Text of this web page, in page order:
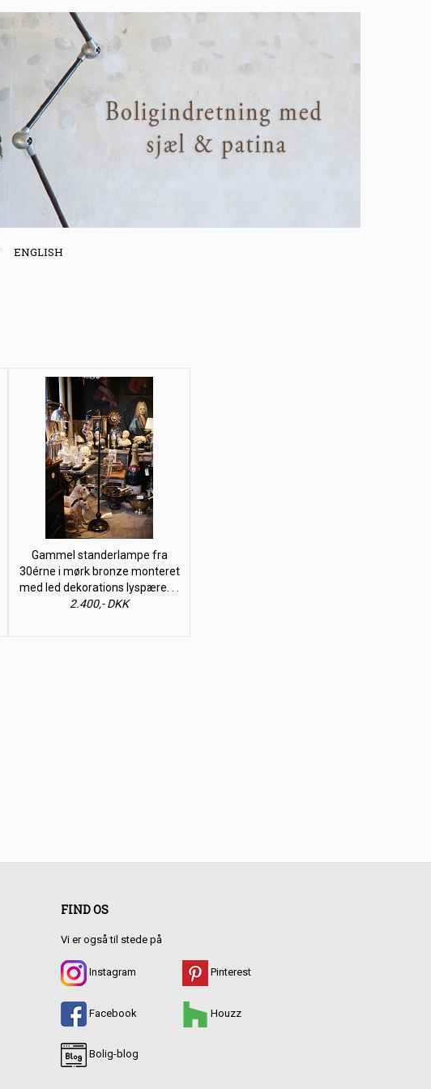
ENGLISH
Gammel standerlampe fra
30érne i mørk bronze monteret
med led dekorations lyspære. . .
2.400,- DKK
FIND OS
Vi er også til stede på
Instagram
Facebook
Bolig-blog
Pinterest
Houzz